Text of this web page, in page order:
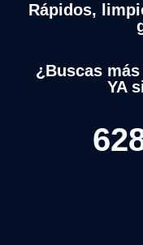
Rápidos,
¿Buscas
YA